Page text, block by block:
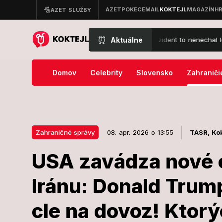
⏰ Aktuálne
prekazil Trumpovy veľké plány: Prezident to nenechal len tak
Domov Celebrity Slovensko
Zahraničné správy 08. apr. 2026 o 13:55 TASR,
USA zavádza
Iránu: Donald
cle na dovoz!
Zahraničné správy
USA